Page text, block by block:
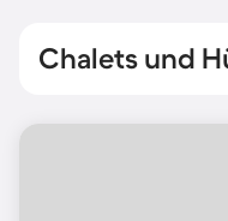
Chalets und